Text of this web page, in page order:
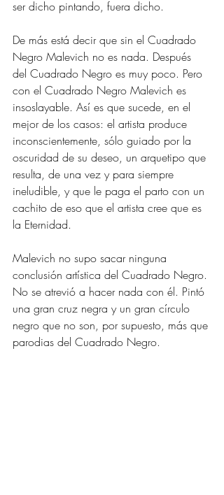
ser dicho pintando, fuera dicho.
De más está decir que sin el Cuadrado
Negro Malevich no es nada. Después
del Cuadrado Negro es muy poco. Pero
con el Cuadrado Negro Malevich es
insoslayable. Así es que sucede, en el
mejor de los casos: el artista produce
inconscientemente, sólo guiado por la
oscuridad de su deseo, un arquetipo que
resulta, de una vez y para siempre
ineludible, y que le paga el parto con un
cachito de eso que el artista cree que es
la Eternidad.
Malevich no supo sacar ninguna
conclusión artística del Cuadrado Negro.
No se atrevió a hacer nada con él. Pintó
una gran cruz negra y un gran círculo
negro que no son, por supuesto, más que
parodias del Cuadrado Negro.